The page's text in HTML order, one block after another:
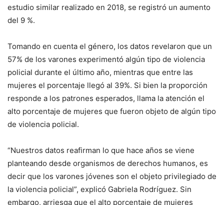
estudio similar realizado en 2018, se registró un aumento
del 9 %.
Tomando en cuenta el género, los datos revelaron que un
57% de los varones experimentó algún tipo de violencia
policial durante el último año, mientras que entre las
mujeres el porcentaje llegó al 39%. Si bien la proporción
responde a los patrones esperados, llama la atención el
alto porcentaje de mujeres que fueron objeto de algún tipo
de violencia policial.
“Nuestros datos reafirman lo que hace años se viene
planteando desde organismos de derechos humanos, es
decir que los varones jóvenes son el objeto privilegiado de
la violencia policial”, explicó Gabriela Rodríguez. Sin
embargo, arriesga que el alto porcentaje de mujeres